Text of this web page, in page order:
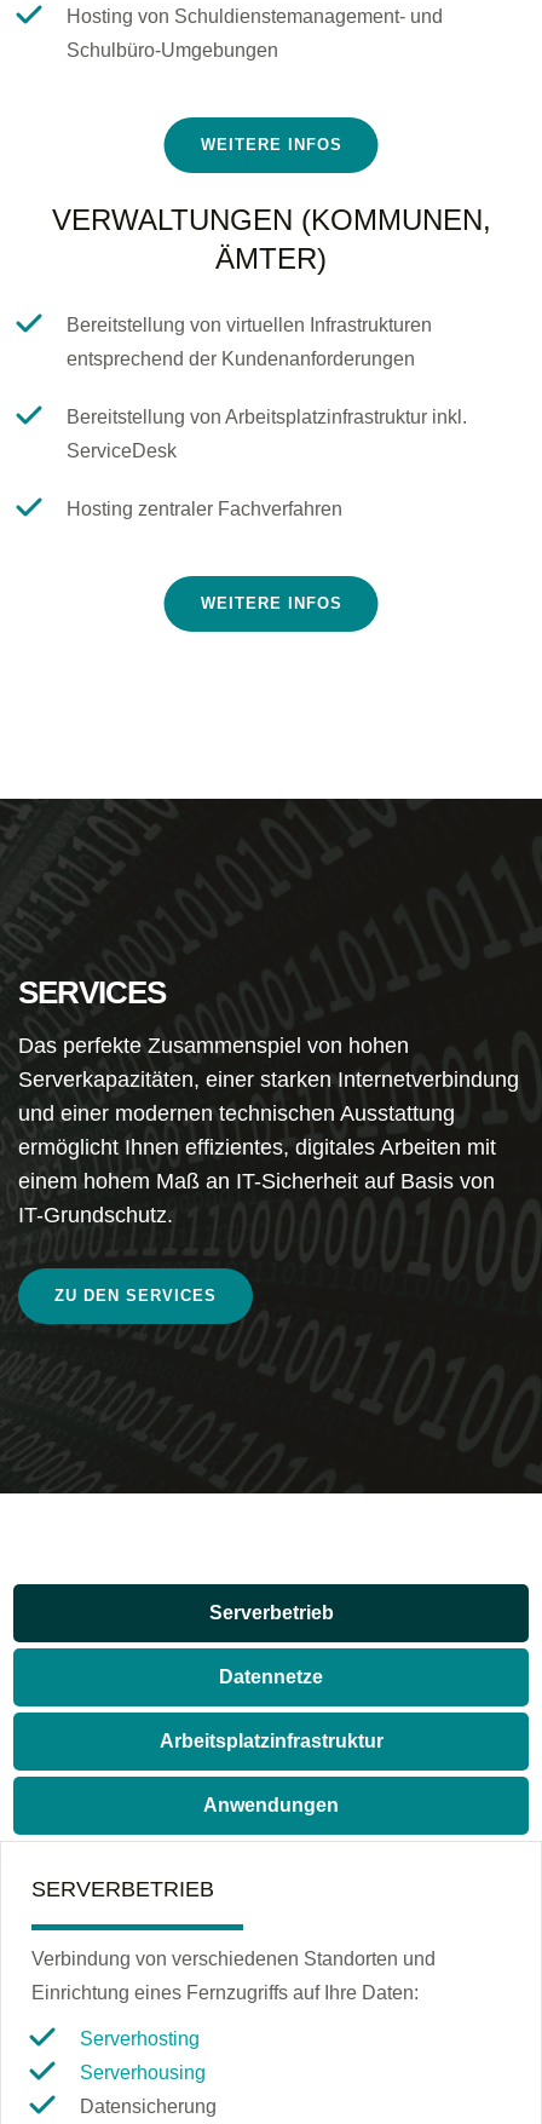
Hosting von Schuldienstemanagement- und
Schulbüro-Umgebungen
WEITERE INFOS
VERWALTUNGEN (KOMMUNEN,
ÄMTER)
Bereitstellung von virtuellen Infrastrukturen
entsprechend der Kundenanforderungen
Bereitstellung von Arbeitsplatzinfrastruktur inkl.
ServiceDesk
Hosting zentraler Fachverfahren
WEITERE INFOS
SERVICES
Das perfekte Zusammenspiel von hohen
Serverkapazitäten, einer starken Internetverbindung
und einer modernen technischen Ausstattung
ermöglicht Ihnen effizientes, digitales Arbeiten mit
einem hohem Maß an IT-Sicherheit auf Basis von
IT-Grundschutz.
ZU DEN SERVICES
Serverbetrieb
Datennetze
Arbeitsplatzinfrastruktur
Anwendungen
SERVERBETRIEB
Verbindung von verschiedenen Standorten und
Einrichtung eines Fernzugriffs auf Ihre Daten:
Serverhosting
Serverhousing
Datensicherung